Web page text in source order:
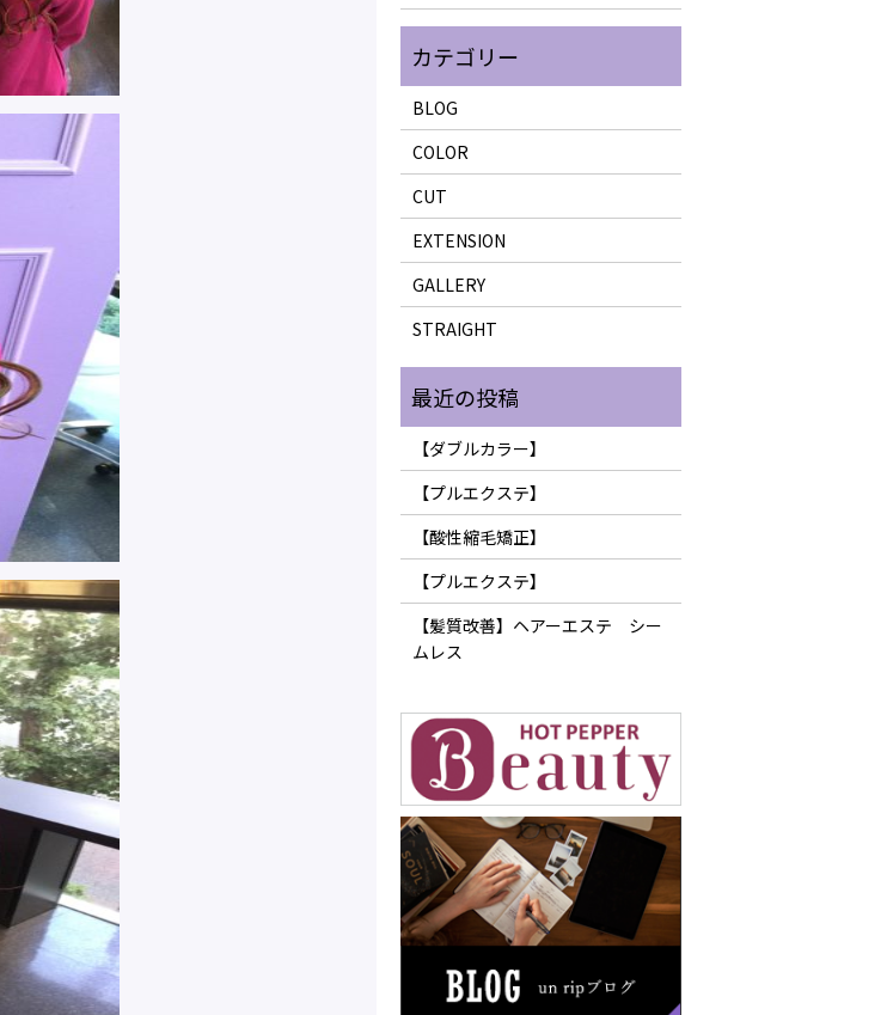
BLOG
COLOR
CUT
EXTENSION
GALLERY
STRAIGHT
【ダブルカラー】
【プルエクステ】
【酸性縮毛矯正】
【プルエクステ】
【髪質改善】ヘアーエステ シー
ムレス